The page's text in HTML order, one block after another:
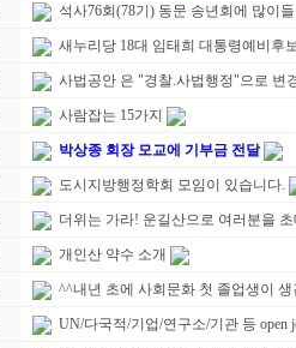
석사76회(78기) 동문 송년회에 많이
새누리당 18대 임태희 대통령예비후
사법공안 은 "경찰.사법행정"으로 변
사람잡는 15가지
박상종 회장 모교에 기부금 전달
도시지방행정학회 모임이 있습니다.
더위는 가라! 운길산으로 여러분을
개인산 약수 소개
^^내년 초에 사회문화 첫 졸업생이
UN/다국적/기업/연구소/기관 등 open